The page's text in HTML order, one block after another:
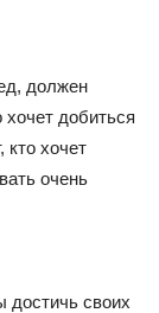
должен
хочет добиться
кто хочет
очень
достичь своих